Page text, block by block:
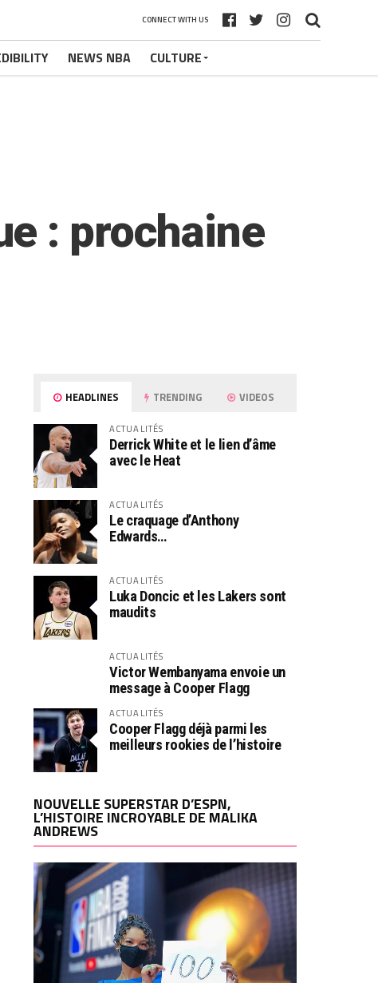
CONNECT WITH US
NEWS NBA CULTURE
: prochaine
HEADLINES TRENDING VIDEOS
ACTUALITÉS
Derrick White et le lien d’âme
avec le Heat
ACTUALITÉS
Le craquage d’Anthony
Edwards…
ACTUALITÉS
Luka Doncic et les Lakers sont
maudits
ACTUALITÉS
Victor Wembanyama envoie un
message à Cooper Flagg
ACTUALITÉS
Cooper Flagg déjà parmi les
meilleurs rookies de l’histoire
NOUVELLE SUPERSTAR D’ESPN,
L’HISTOIRE INCROYABLE DE MALIKA
ANDREWS